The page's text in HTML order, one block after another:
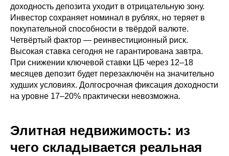
доходность депозита уходит в отрицательную зону.
Инвестор сохраняет номинал в рублях, но теряет в
покупательной способности в твёрдой валюте.
Четвёртый фактор — реинвестиционный риск.
Высокая ставка сегодня не гарантирована завтра.
При снижении ключевой ставки ЦБ через 12–18
месяцев депозит будет перезаключён на значительно
худших условиях. Долгосрочная фиксация доходности
на уровне 17–20% практически невозможна.
Элитная недвижимость: из
чего складывается реальная